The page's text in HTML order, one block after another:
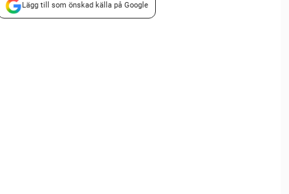
Lägg till som önskad källa på Google